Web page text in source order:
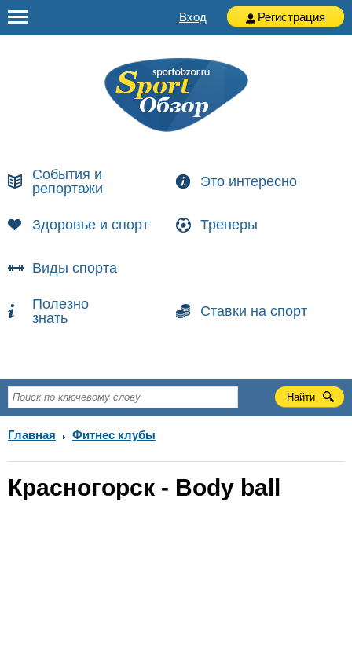
Вход Регистрация
События и
репортажи
Это интересно
Здоровье и спорт Тренеры
Виды спорта
Полезно
знать
Ставки на спорт
Главная Фитнес клубы
Красногорск - Body ball